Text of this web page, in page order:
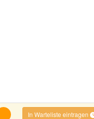
In Warteliste eintragen